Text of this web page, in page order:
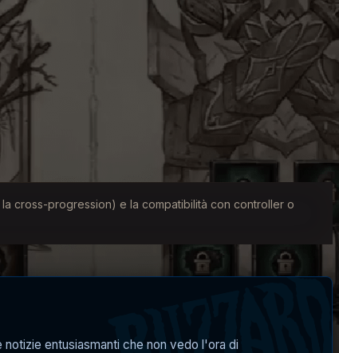
cross-progression) e la compatibilità con controller o
entusiasmanti che non vedo l'ora di